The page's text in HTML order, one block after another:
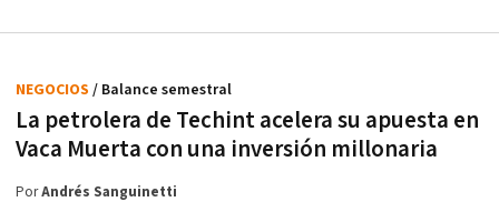
La petrolera de Techint acelera su apuesta en
Vaca Muerta con una inversión millonaria
NEGOCIOS / Balance semestral
PorAndrés Sanguinetti